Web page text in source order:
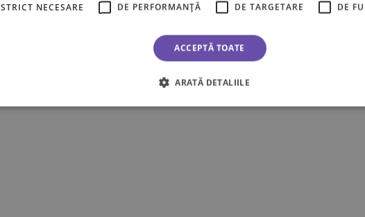
STRICT NECESARE DE PERFORMANȚĂ DE TARGETARE DE
ACCEPTĂ TOATE
ARATĂ DETALIILE